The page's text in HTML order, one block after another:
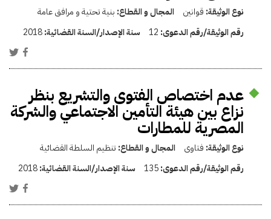
نوع الوثيقة: قوانين المجال و القطاع: بنية تحتية و مرافق عامة
رقم الوثيقة/رقم الدعوى: 12 سنة الإصدار/السنة القضائية:2018
عدم اختصاص الفتوى والتشريع بنظر
نزاع بين هيئة التأمين الاجتماعي والشركة
المصرية للمطارات
نوع الوثيقة: فتاوى المجال و القطاع: تنظيم السلطة القضائية
رقم الوثيقة/رقم الدعوى:135 سنة الإصدار/السنة القضائية:2018